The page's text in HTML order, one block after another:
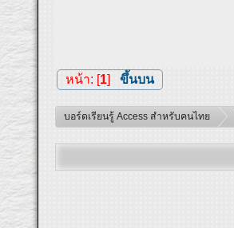
หน้า: [1] ขึ้นบน
บอร์ดเรียนรู้ Access สำหรับคนไทย